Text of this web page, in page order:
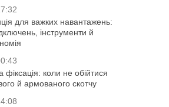
для важких навантажень:
інструменти й
фіксація: коли не обійтися
й армованого скотчу